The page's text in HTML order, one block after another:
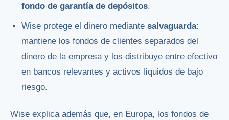
fondo de garantía de depósitos.
Wise protege el dinero mediantesalvaguarda:
mantiene los fondos de clientes separados del
dinero de la empresa y los distribuye entre efectivo
en bancos relevantes y activos líquidos de bajo
riesgo.
Wise explica además que, en Europa, los fondos de